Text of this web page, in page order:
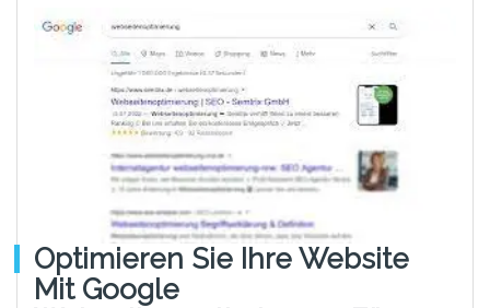
Optimieren Sie Ihre Website
Mit Google